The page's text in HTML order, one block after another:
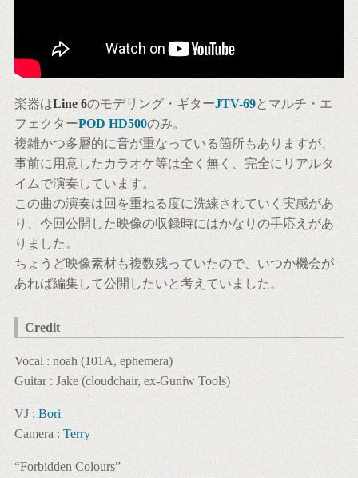
楽器はLine 6のモデリング・ギターJTV-69とマルチ・エ
フェクターPOD HD500のみ。
複雑かつ多層的に音が重なっている箇所もありますが、
事前に用意したカラオケ等は全く無く、完全にリアルタ
イムで演奏しています。
この曲の演奏は回を重ねる度に洗練されていく実感があ
り、今回公開した映像の収録時にはかなりの手応えがあ
りました。
ちょうど映像素材も複数残っていたので、いつか機会が
あれば編集して公開したいと考えていました。
Credit
Vocal : noah (101A, ephemera)
Guitar : Jake (cloudchair, ex-Guniw Tools)
VJ : Bori
Camera : Terry
“Forbidden Colours”